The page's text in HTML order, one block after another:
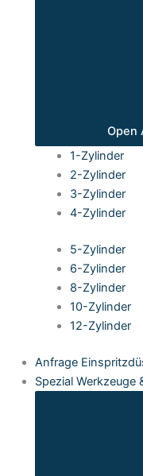
Open
1-Zylinder
2-Zylinder
3-Zylinder
4-Zylinder
5-Zylinder
6-Zylinder
8-Zylinder
10-Zylinder
12-Zylinder
Anfrage
Spezial